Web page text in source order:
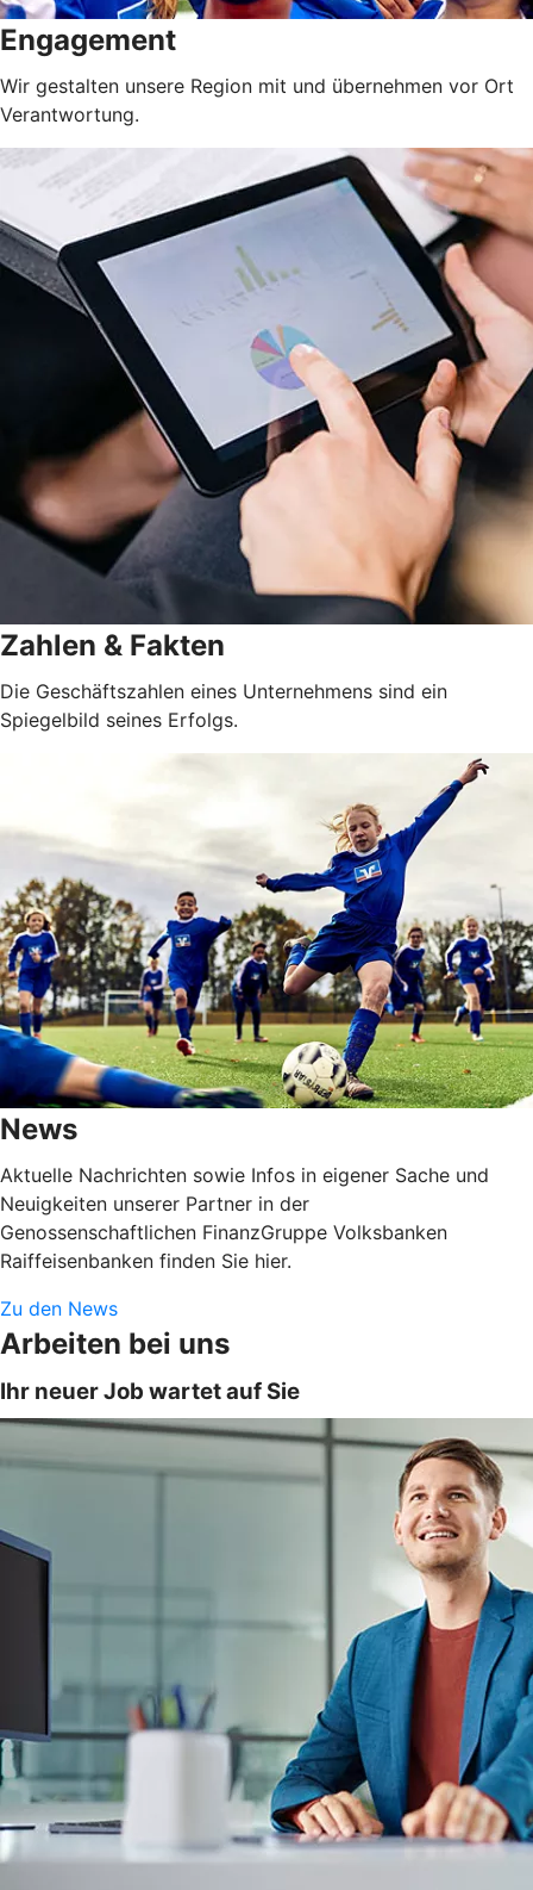
Engagement
Wir gestalten unsere Region mit und übernehmen vor Ort
Verantwortung.
Zahlen & Fakten
Die Geschäftszahlen eines Unternehmens sind ein
Spiegelbild seines Erfolgs.
News
Aktuelle Nachrichten sowie Infos in eigener Sache und
Neuigkeiten unserer Partner in der
Genossenschaftlichen FinanzGruppe Volksbanken
Raiffeisenbanken finden Sie hier.
Zu den News
Arbeiten bei uns
Ihr neuer Job wartet auf Sie